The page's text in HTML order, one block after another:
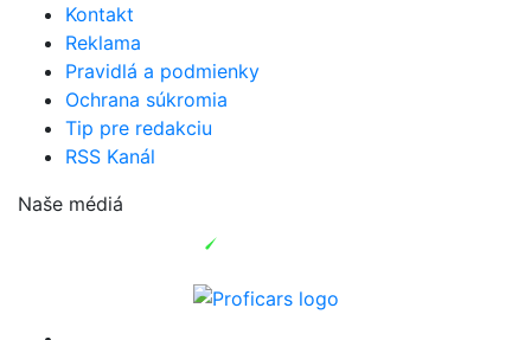
Kontakt
Reklama
Pravidlá a podmienky
Ochrana súkromia
Tip pre redakciu
RSS Kanál
Naše médiá